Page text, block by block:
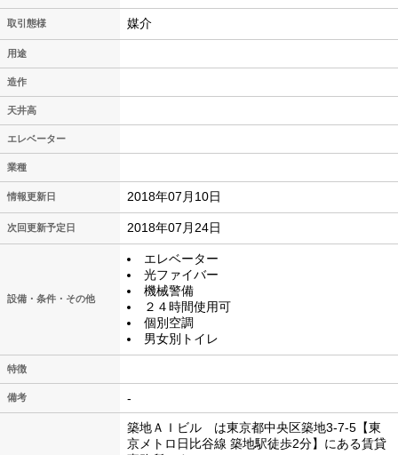
取引態様 媒介
用途
造作
天井高
エレベーター
業種
情報更新日 2018年07月10日
次回更新予定日 2018年07月24日
設備・条件・その他
エレベーター
光ファイバー
機械警備
２４時間使用可
個別空調
男女別トイレ
特徴
備考 -
築地ＡＩビル は東京都中央区築地3-7-5【東
京メトロ日比谷線 築地駅徒歩2分】にある賃貸